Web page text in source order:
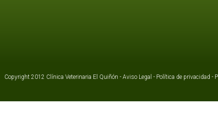
Copyright 2012 Clínica Veterinaria El Quiñón - Aviso Legal - Política de privacidad -